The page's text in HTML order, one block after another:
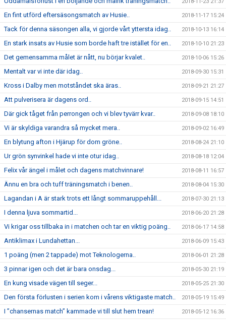
2018-11-23 21:37
En fint utförd eftersäsongsmatch av Husie.. 2018-11-17 15:24
Tack för denna säsongen alla, vi gjorde vårt yttersta idag.. 2018-10-13 16:14
En stark insats av Husie som borde haft tre istället för en.. 2018-10-10 21:23
Det gemensamma målet är nått, nu börjar kvalet.. 2018-10-06 15:26
Mentalt var vi inte där idag.. 2018-09-30 15:31
Kross i Dalby men motståndet ska äras.. 2018-09-21 21:27
Att pulverisera är dagens ord.. 2018-09-15 14:51
Där gick tåget från perrongen och vi blev tyvärr kvar.. 2018-09-08 18:10
Vi är skyldiga varandra så mycket mera.. 2018-09-02 16:49
En blytung afton i Hjärup för dom gröne.. 2018-08-24 21:10
Ur grön synvinkel hade vi inte otur idag.. 2018-08-18 12:04
Felix vår ängel i målet och dagens matchvinnare! 2018-08-11 16:57
Ännu en bra och tuff träningsmatch i benen.. 2018-08-04 15:30
Lagandan i A är stark trots ett långt sommaruppehåll... 2018-07-30 21:13
I denna ljuva sommartid... 2018-06-20 21:28
Vi krigar oss tillbaka in i matchen och tar en viktig poäng.. 2018-06-17 14:58
Antiklimax i Lundahettan... 2018-06-09 15:43
1 poäng (men 2 tappade) mot Teknologerna.. 2018-06-01 21:28
3 pinnar igen och det är bara onsdag... 2018-05-30 21:19
En kung visade vägen till seger... 2018-05-25 21:30
Den första förlusten i serien kom i vårens viktigaste match.. 2018-05-19 15:49
I ”chansernas match” kammade vi till slut hem trean! 2018-05-12 16:36